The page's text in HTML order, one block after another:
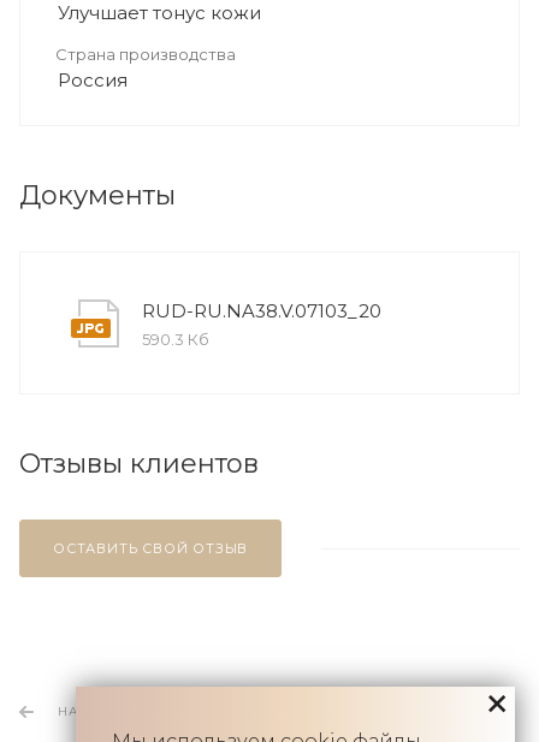
Улучшает тонус кожи
Страна производства
Россия
Документы
RUD-RU.NA38.V.07103_20
590.3 Кб
Отзывы клиентов
ОСТАВИТЬ СВОЙ ОТЗЫВ
НАЗАД К СПИСКУ